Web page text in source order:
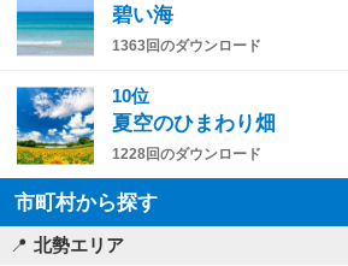
碧い海
1363回のダウンロード
10位
夏空のひまわり畑
1228回のダウンロード
市町村から探す
北勢エリア